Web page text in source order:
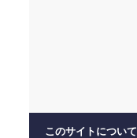
このサイトについて